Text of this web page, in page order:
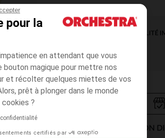
pour la
en attendant que vous
bouton magique pour mettre nos
et récolter quelques miettes de vos
prêt à plonger dans le monde
?
certifiés par
DISPONIBILITÉ
MODES DE LIVRAISON